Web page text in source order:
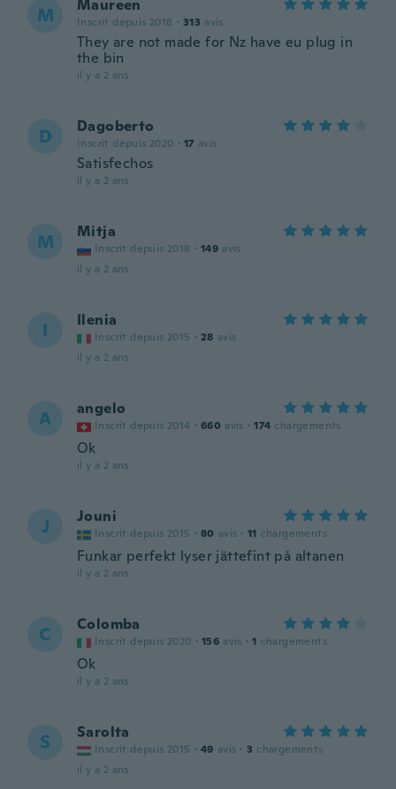
M Maureen
Inscrit depuis 2018 · 313 avis
They are not made for Nz have eu plug in
the bin
il y a 2 ans
D Dagoberto
Inscrit depuis 2020 · 17 avis
Satisfechos
il y a 2 ans
M Mitja
Inscrit depuis 2018 · 149 avis
il y a 2 ans
I Ilenia
Inscrit depuis 2015 · 28 avis
il y a 2 ans
A angelo
Inscrit depuis 2014 · 660 avis · 174 chargements
Ok
il y a 2 ans
J Jouni
Inscrit depuis 2015 · 80 avis · 11 chargements
Funkar perfekt lyser jättefint på altanen
il y a 2 ans
C Colomba
Inscrit depuis 2020 · 156 avis · 1 chargements
Ok
il y a 2 ans
S Sarolta
Inscrit depuis 2015 · 49 avis · 3 chargements
il y a 2 ans